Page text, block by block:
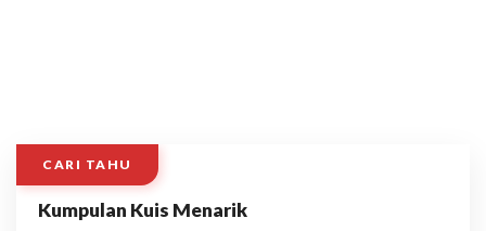
CARI TAHU
Kumpulan Kuis Menarik